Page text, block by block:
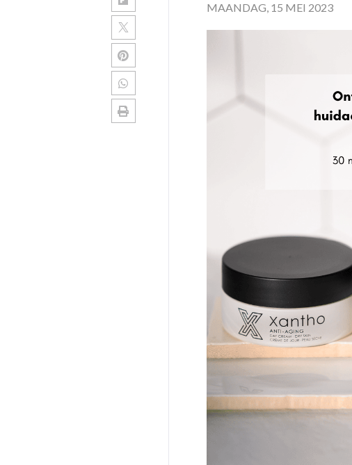
MAANDAG, 15 MEI 2023